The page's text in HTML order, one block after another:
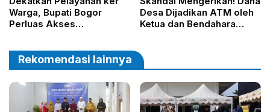
Warga, Bupati Bogor
Perluas Akses
Desa Dijadikan ATM oleh
Ketua dan Bendahara
Camat
Rekomendasi lainnya